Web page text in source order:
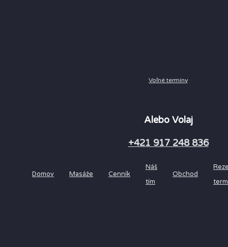
Voľné termíny
Alebo Volaj
+421 917 248 836
Domov Masáže Cenník
Náš
tím
Obchod